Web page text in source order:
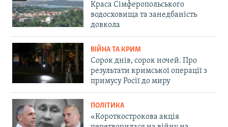
Краса Сімферопольського
водосховища та занедбаність
довкола
ВІЙНА ТА КРИМ
Сорок днів, сорок ночей. Про
результати кримської операції з
примусу Росії до миру
ПОЛІТИКА
«Короткострокова акція